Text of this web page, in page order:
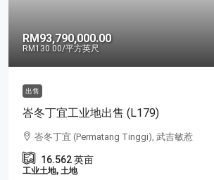
RM93,790,000.00
RM130.00/平方英尺
出售
峇冬丁宜工业地出售 (L179)
峇冬丁宜 (Permatang Tinggi), 武吉敏惹
16.562英亩
工业土地, 土地